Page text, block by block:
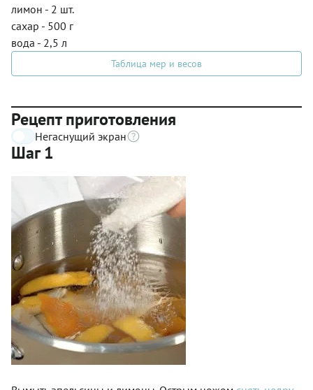
лимон - 2 шт.
сахар - 500 г
вода - 2,5 л
Таблица мер и весов
Рецепт приготовления
Негаснущий экран
Шаг 1